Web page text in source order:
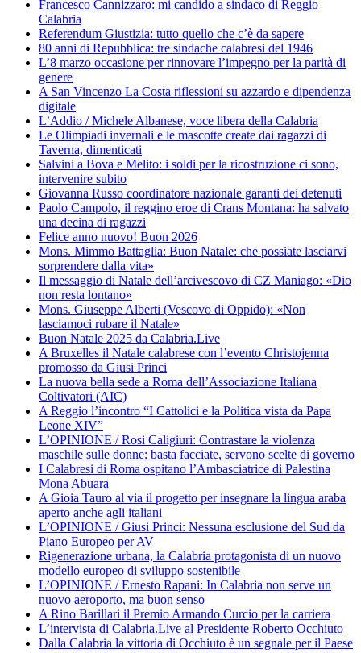
Francesco Cannizzaro: mi candido a sindaco di Reggio
Calabria
Referendum Giustizia: tutto quello che c’è da sapere
80 anni di Repubblica: tre sindache calabresi del 1946
L’8 marzo occasione per rinnovare l’impegno per la parità di
genere
A San Vincenzo La Costa riflessioni su azzardo e dipendenza
digitale
L’Addio / Michele Albanese, voce libera della Calabria
Le Olimpiadi invernali e le mascotte create dai ragazzi di
Taverna, dimenticati
Salvini a Bova e Melito: i soldi per la ricostruzione ci sono,
intervenire subito
Giovanna Russo coordinatore nazionale garanti dei detenuti
Paolo Campolo, il reggino eroe di Crans Montana: ha salvato
una decina di ragazzi
Felice anno nuovo! Buon 2026
Mons. Mimmo Battaglia: Buon Natale: che possiate lasciarvi
sorprendere dalla vita»
Il messaggio di Natale dell’arcivescovo di CZ Maniago: «Dio
non resta lontano»
Mons. Giuseppe Alberti (Vescovo di Oppido): «Non
lasciamoci rubare il Natale»
Buon Natale 2025 da Calabria.Live
A Bruxelles il Natale calabrese con l’evento Christojenna
promosso da Giusi Princi
La nuova bella sede a Roma dell’Associazione Italiana
Coltivatori (AIC)
A Reggio l’incontro “I Cattolici e la Politica vista da Papa
Leone XIV”
L’OPINIONE / Rosi Caligiuri: Contrastare la violenza
maschile sulle donne: basta facciate, servono scelte di governo
I Calabresi di Roma ospitano l’Ambasciatrice di Palestina
Mona Abuara
A Gioia Tauro al via il progetto per insegnare la lingua araba
aperto anche agli italiani
L’OPINIONE / Giusi Princi: Nessuna esclusione del Sud da
Piano Europeo per AV
Rigenerazione urbana, la Calabria protagonista di un nuovo
modello europeo di sviluppo sostenibile
L’OPINIONE / Ernesto Rapani: In Calabria non serve un
nuovo aeroporto, ma buon senso
A Rino Barillari il Premio Armando Curcio per la carriera
L’intervista di Calabria.Live al Presidente Roberto Occhiuto
Dalla Calabria la vittoria di Occhiuto è un segnale per il Paese